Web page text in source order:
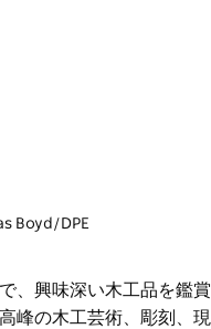
Boyd/DPE
、興味深い木工品を鑑賞
峰の木工芸術、彫刻、現